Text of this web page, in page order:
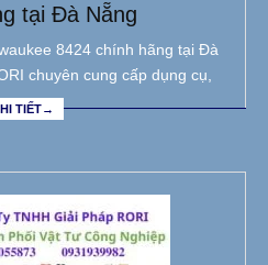
tại Đà Nẵng
8424 chính hãng tại Đà
chuyên cung cấp dụng cụ,
TIẾT→